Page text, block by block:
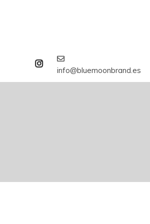
info@bluemoonbrand.es